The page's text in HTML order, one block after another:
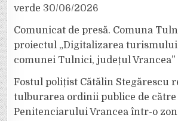
verde 30/06/2026
Comunicat de presă. Comuna
proiectul „Digitalizarea turismului
comunei Tulnici, județul Vrancea”
Fostul polițist Cătălin Stegărescu
tulburarea ordinii publice de
Penitenciarului Vrancea într-o